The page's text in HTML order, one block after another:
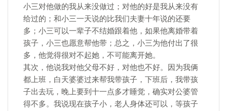
小三对他做的我从来没做过；对他的好是我从来没有
给过的；和小三一天说的比我们夫妻十年说的还要
多；小三可以一辈子不结婚跟着他，如果他离婚带着
孩子，小三也愿意帮他带；总之，小三为他付出了很
多，他觉得很对不起她，不可能离开她。
其次，他说我对他父母不好，对他也不好。因为我俩
都上班，白天婆婆过来帮我带孩子，下班后，我带孩
子出去玩，晚上要到十一点多才睡觉，确实对公婆管
得不多。我说现在孩子小，老人身体还可以，等孩子